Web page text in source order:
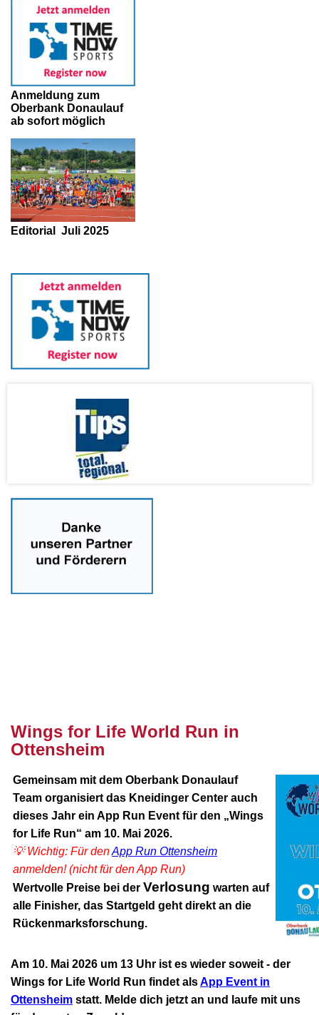
Anmeldung zum
Oberbank Donaulauf
ab sofort möglich
Editorial Juli 2025
Wings for Life World Run in
Ottensheim
Gemeinsam mit dem Oberbank Donaulauf
Team organisiert das Kneidinger Center auch
dieses Jahr ein App Run Event für den „Wings
for Life Run“ am 10. Mai 2026.
💡 Wichtig: Für denApp Run Ottensheim
anmelden! (nicht für den App Run)
Wertvolle Preise bei der Verlosung warten auf
alle Finisher, das Startgeld geht direkt an die
Rückenmarksforschung.
Am 10. Mai 2026 um 13 Uhr ist es wieder soweit - der
Wings for Life World Run findet alsApp Event in
Ottensheim statt. Melde dich jetzt an und laufe mit uns